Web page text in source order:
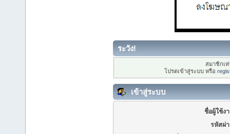
ระวัง!
สมาชิกเ
โปรดเข้าสู่ระบบ หรือ
เข้าสู่ระบบ
ชื่อผู้ใช้ง
รหัสผ่